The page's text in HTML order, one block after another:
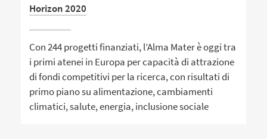
Horizon 2020
Con 244 progetti finanziati, l’Alma Mater è oggi tra
i primi atenei in Europa per capacità di attrazione
di fondi competitivi per la ricerca, con risultati di
primo piano su alimentazione, cambiamenti
climatici, salute, energia, inclusione sociale